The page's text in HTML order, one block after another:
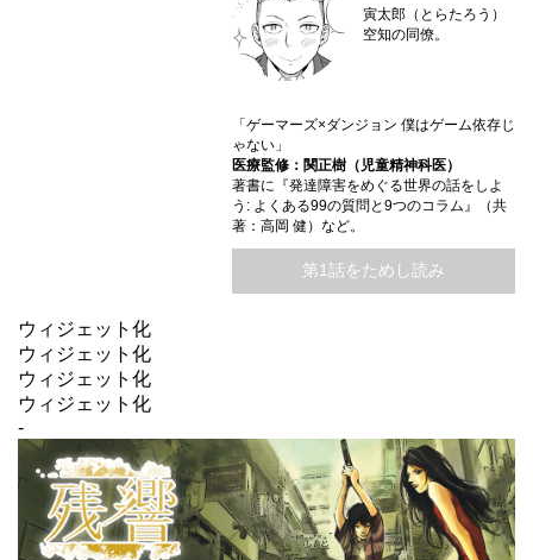
寅太郎（とらたろう）
空知の同僚。
「ゲーマーズ×ダンジョン 僕はゲーム依存じ
ゃない」
医療監修：関正樹（児童精神科医）
著書に『発達障害をめぐる世界の話をしよ
う: よくある99の質問と9つのコラム』（共
著：高岡 健）など。
第1話をためし読み
ウィジェット化
ウィジェット化
ウィジェット化
ウィジェット化
-